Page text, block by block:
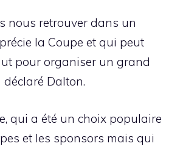
nous retrouver dans un
la Coupe et qui peut
pour organiser un grand
déclaré Dalton.
qui a été un choix populaire
et les sponsors mais qui